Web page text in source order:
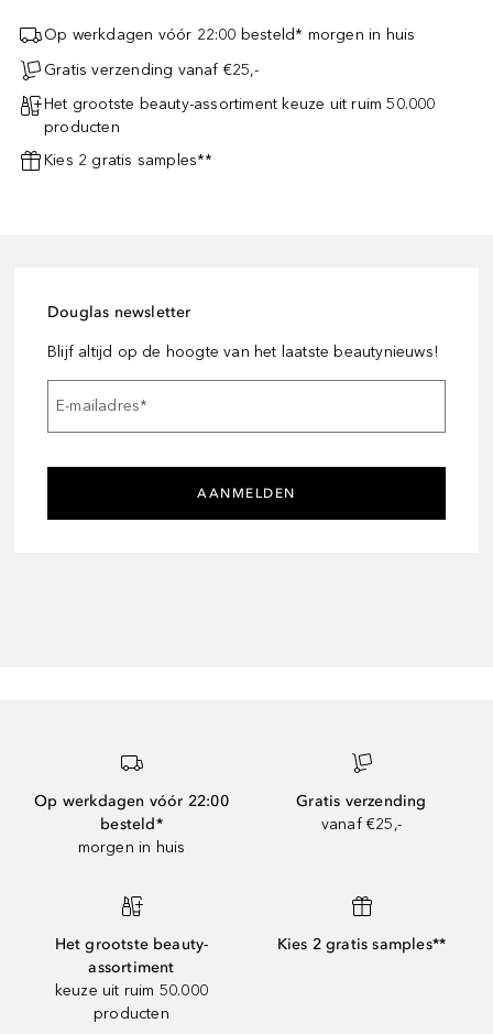
Op werkdagen vóór 22:00 besteld* morgen in huis
Gratis verzending vanaf €25,-
Het grootste beauty-assortiment keuze uit ruim 50.000
producten
Kies 2 gratis samples**
Douglas newsletter
Blijf altijd op de hoogte van het laatste beautynieuws!
E-mailadres*
AANMELDEN
Op werkdagen vóór 22:00
besteld*
morgen in huis
Gratis verzending
vanaf €25,-
Het grootste beauty-
assortiment
keuze uit ruim 50.000
producten
Kies 2 gratis samples**